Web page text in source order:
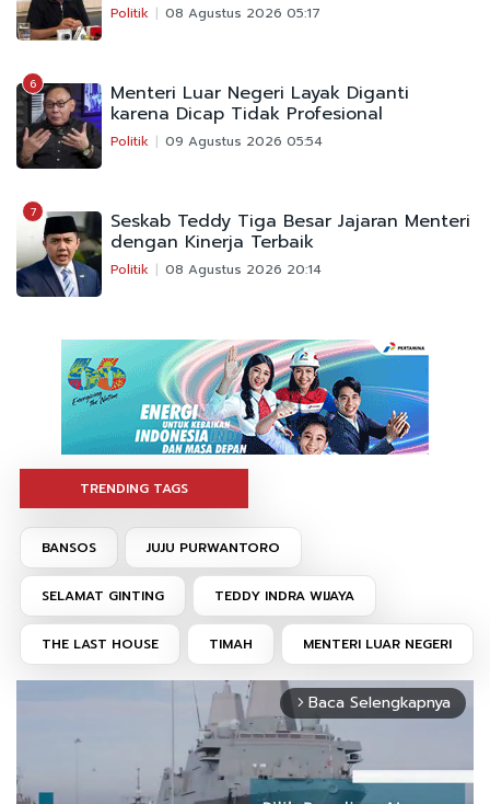
Politik 08 Agustus 2026 05:17
6 Menteri Luar Negeri Layak Diganti
karena Dicap Tidak Profesional
Politik 09 Agustus 2026 05:54
7 Seskab Teddy Tiga Besar Jajaran Menteri
dengan Kinerja Terbaik
Politik 08 Agustus 2026 20:14
TRENDING TAGS
BANSOS JUJU PURWANTORO
SELAMAT GINTING TEDDY INDRA WIJAYA
THE LAST HOUSE TIMAH MENTERI LUAR NEGERI
arrow_forward_ios Baca Selengkapnya